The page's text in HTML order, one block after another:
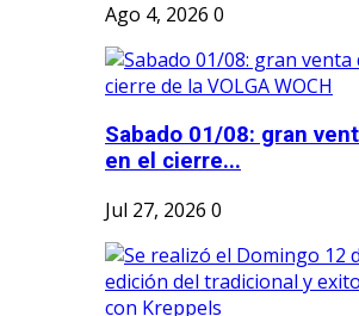
Ago 4, 2026 0
Sabado 01/08: gran
en el cierre...
Jul 27, 2026 0